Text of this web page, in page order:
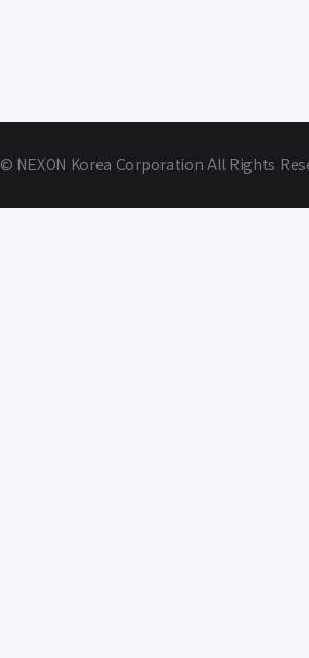
© NEXON Korea Corporation All Rights